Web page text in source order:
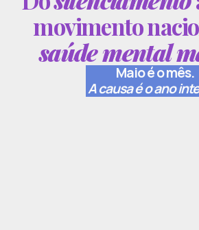
movimento
saúde mental
Maio é o mês.
A causa é o ano